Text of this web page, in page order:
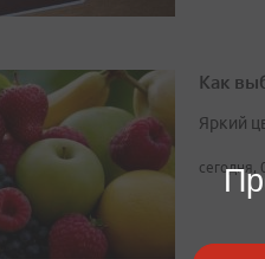
Как
Яркий
сегодня,